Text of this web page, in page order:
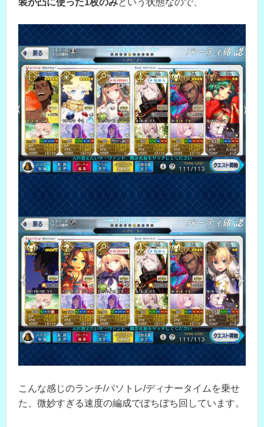
こんな感じのランチ/パソトレ/ディナータイムを乗せ
た、微妙すぎる速度の編成でぼちぼち回しています。